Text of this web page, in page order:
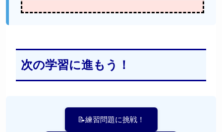
次の学習に進もう！
📝練習問題に挑戦！